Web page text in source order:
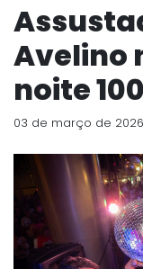
Avelino
noite
03 de março de 2026